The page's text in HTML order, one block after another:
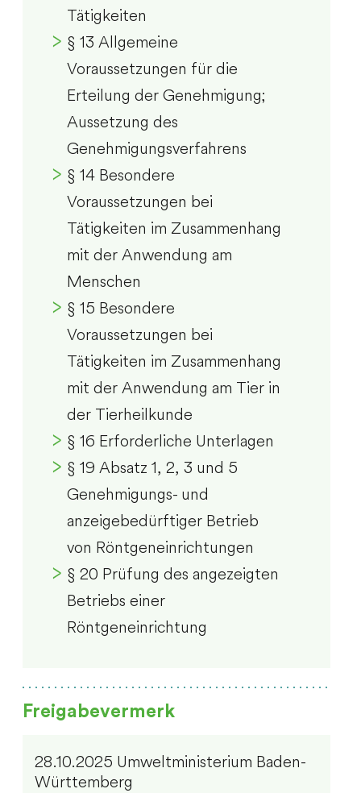
Tätigkeiten
§ 13 Allgemeine
Voraussetzungen für die
Erteilung der Genehmigung;
Aussetzung des
Genehmigungsverfahrens
§ 14 Besondere
Voraussetzungen bei
Tätigkeiten im Zusammenhang
mit der Anwendung am
Menschen
§ 15 Besondere
Voraussetzungen bei
Tätigkeiten im Zusammenhang
mit der Anwendung am Tier in
der Tierheilkunde
§ 16 Erforderliche Unterlagen
§ 19 Absatz 1, 2, 3 und 5
Genehmigungs- und
anzeigebedürftiger Betrieb
von Röntgeneinrichtungen
§ 20 Prüfung des angezeigten
Betriebs einer
Röntgeneinrichtung
Freigabevermerk
28.10.2025 Umweltministerium Baden-
Württemberg